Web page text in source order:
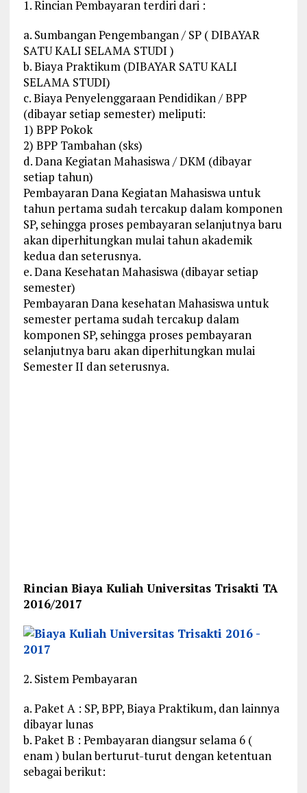
1. Rincian Pembayaran terdiri dari :
a. Sumbangan Pengembangan / SP ( DIBAYAR
SATU KALI SELAMA STUDI )
b. Biaya Praktikum (DIBAYAR SATU KALI
SELAMA STUDI)
c. Biaya Penyelenggaraan Pendidikan / BPP
(dibayar setiap semester) meliputi:
1) BPP Pokok
2) BPP Tambahan (sks)
d. Dana Kegiatan Mahasiswa / DKM (dibayar
setiap tahun)
Pembayaran Dana Kegiatan Mahasiswa untuk
tahun pertama sudah tercakup dalam komponen
SP, sehingga proses pembayaran selanjutnya baru
akan diperhitungkan mulai tahun akademik
kedua dan seterusnya.
e. Dana Kesehatan Mahasiswa (dibayar setiap
semester)
Pembayaran Dana kesehatan Mahasiswa untuk
semester pertama sudah tercakup dalam
komponen SP, sehingga proses pembayaran
selanjutnya baru akan diperhitungkan mulai
Semester II dan seterusnya.
Rincian Biaya Kuliah Universitas Trisakti TA
2016/2017
2. Sistem Pembayaran
a. Paket A : SP, BPP, Biaya Praktikum, dan lainnya
dibayar lunas
b. Paket B : Pembayaran diangsur selama 6 (
enam ) bulan berturut-turut dengan ketentuan
sebagai berikut: